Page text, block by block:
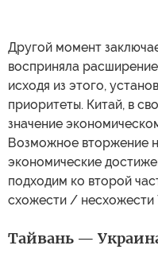
Другой момент
восприняла
исходя из этого,
приоритеты. Китай, в
значение
Возможное вторжение
экономические
подходим ко второй
схожести / несхожести
Тайвань —